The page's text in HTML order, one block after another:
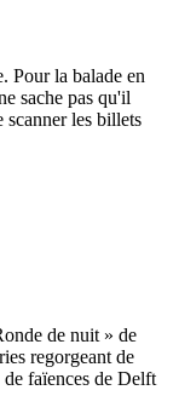
Pour la balade en
sache pas qu'il
les billets
de nuit » de
regorgeant de
faïences de Delft